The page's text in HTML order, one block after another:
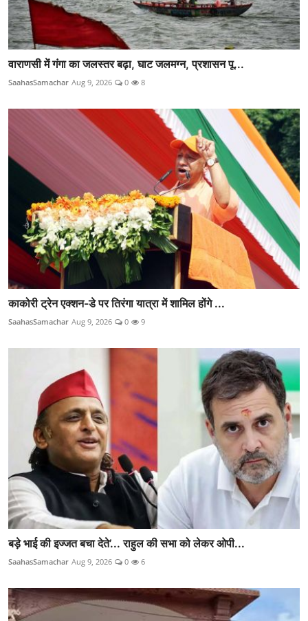
वाराणसी में गंगा का जलस्तर बढ़ा, घाट जलमग्न, प्रशासन पू...
SaahasSamachar Aug 9, 2026 0 8
काकोरी ट्रेन एक्शन-डे पर तिरंगा यात्रा में शामिल होंगे ...
SaahasSamachar Aug 9, 2026 0 9
बड़े भाई की इज्जत बचा देते’... राहुल की सभा को लेकर ओपी...
SaahasSamachar Aug 9, 2026 0 6